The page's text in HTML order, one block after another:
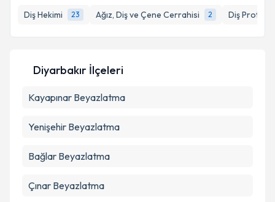
Diş Hekimi
23 Ağız, Diş ve Çene Cerrahisi 2 Diş Protez
bilgilendireceğiz.
E-posta Adresiniz
Kişisel verilerimin işlenmesine ilişkin
kapsamda işlenmesini kabul ediyorum.
Takvim Talebini Gönder
Diyarbakır İlçeleri
Kayapınar Beyazlatma
Yenişehir Beyazlatma
Bağlar Beyazlatma
Çınar Beyazlatma